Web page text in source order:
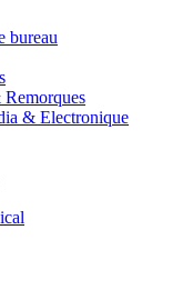
bureau
& Electronique